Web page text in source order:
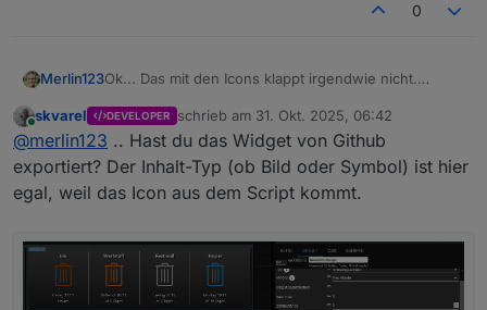
0
Merlin123Ok... Das mit den Icons klappt irgendwie nicht.
kopiert.
Wenn ich die als Bild einbinde ist der Pfad
_PRJ_NAME/Icons/trash_brown.png
Was muss ich im Script als Pfad eintragen?
Der Projektname ist "Voelker".
Hab jetzt X Varianten getestet, aber das Icon wird
nicht angezeigt.....
Auch wenn ich in eurem Widget Inhaltstyp Bild
nicht angezeigt,
Online
skvarel DEVELOPER schrieb am 31. Okt. 2025, 06:42
zuletzt editiert von
@merlin123 .. Hast du das Widget von Github
exportiert? Der Inhalt-Typ (ob Bild oder Symbol) ist hier
egal, weil das Icon aus dem Script kommt.